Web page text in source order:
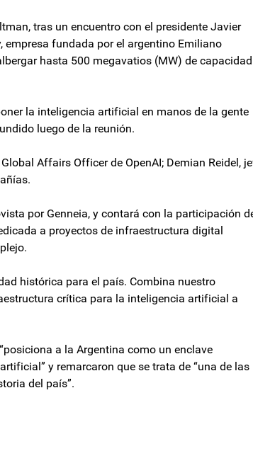
tras un encuentro con el presidente Javier
empresa fundada por el argentino Emiliano
hasta 500 megavatios (MW) de capacidad
la inteligencia artificial en manos de la gente
luego de la reunión.
Affairs Officer de OpenAI; Demian Reidel,
por Genneia, y contará con la participación
a proyectos de infraestructura digital
histórica para el país. Combina nuestro
crítica para la inteligencia artificial a
a la Argentina como un enclave
y remarcaron que se trata de “una de las
del país”.